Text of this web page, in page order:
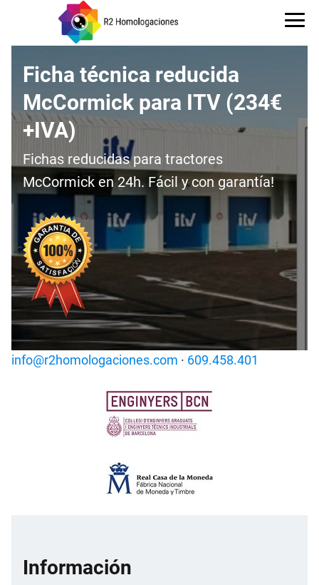
Ficha técnica reducida
McCormick para ITV (234€
+IVA)
Fichas reducidas para tractores
McCormick en 24h. Fácil y con garantía!
info@r2homologaciones.com · 609.458.401
Información